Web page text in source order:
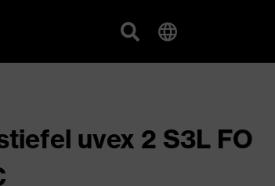
uvex 2 S3L FO